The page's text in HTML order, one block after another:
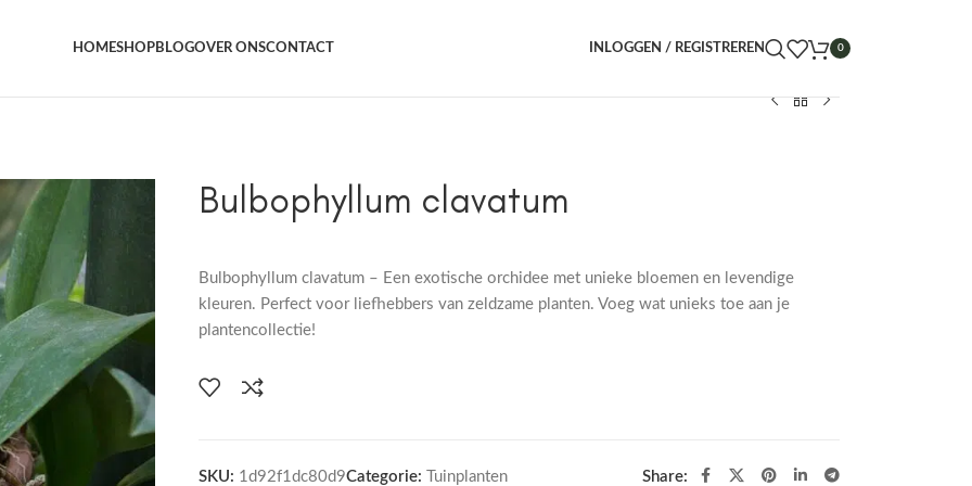
HOMESHOPBLOGOVER ONSCONTACT INLOGGEN / REGISTREREN 0
Bulbophyllum clavatum
Bulbophyllum clavatum – Een exotische orchidee met unieke bloemen en levendige
kleuren. Perfect voor liefhebbers van zeldzame planten. Voeg wat unieks toe aan je
plantencollectie!
SKU: 1d92f1dc80d9Categorie: Tuinplanten Share: